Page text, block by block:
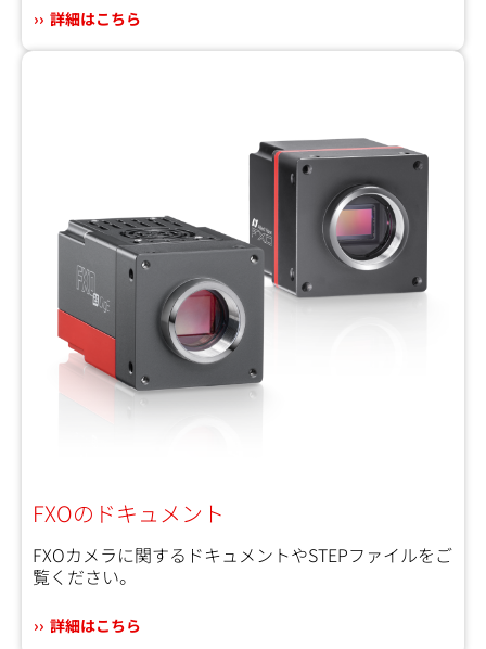
詳細はこちら
FXOのドキュメント
FXOカメラに関するドキュメントやSTEPファイルをご
覧ください。
詳細はこちら